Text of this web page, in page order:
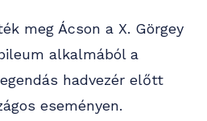
meg Ácson a X. Görgey
alkalmából a
hadvezér előtt
eseményen.